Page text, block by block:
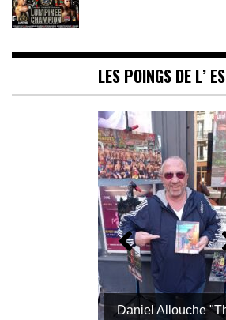
LES POINGS DE L’
Daniel Allouche